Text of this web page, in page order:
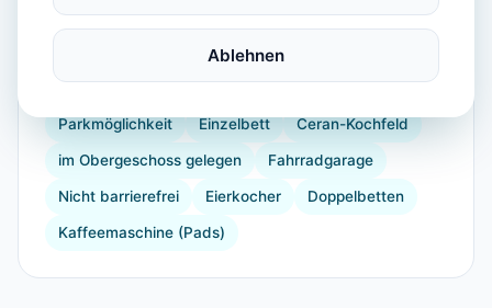
Terrasse Kaffeemaschine Herdplatte
Backofen Toaster
Gartenmöbel Kinderhochstuhl Föhn Dusche
Parkmöglichkeit Einzelbett Ceran-Kochfeld
im Obergeschoss gelegen Fahrradgarage
Nicht barrierefrei Eierkocher Doppelbetten
Kaffeemaschine (Pads)
Ablehnen